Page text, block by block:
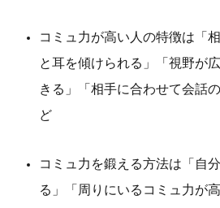
コミュ力が高い人の特徴は「
と耳を傾けられる」「視野が
きる」「相手に合わせて会話
ど
コミュ力を鍛える方法は「自
る」「周りにいるコミュ力が